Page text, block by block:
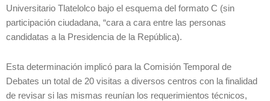
Universitario Tlatelolco bajo el esquema del formato C (sin
participación ciudadana, “cara a cara entre las personas
candidatas a la Presidencia de la República).
Esta determinación implicó para la Comisión Temporal de
Debates un total de 20 visitas a diversos centros con la finalidad
de revisar si las mismas reunían los requerimientos técnicos,